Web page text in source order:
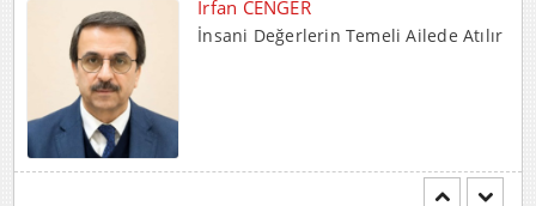
YENİ DÜNYA DÜZENİNDE
EMPERYALİSTLERE KAR...